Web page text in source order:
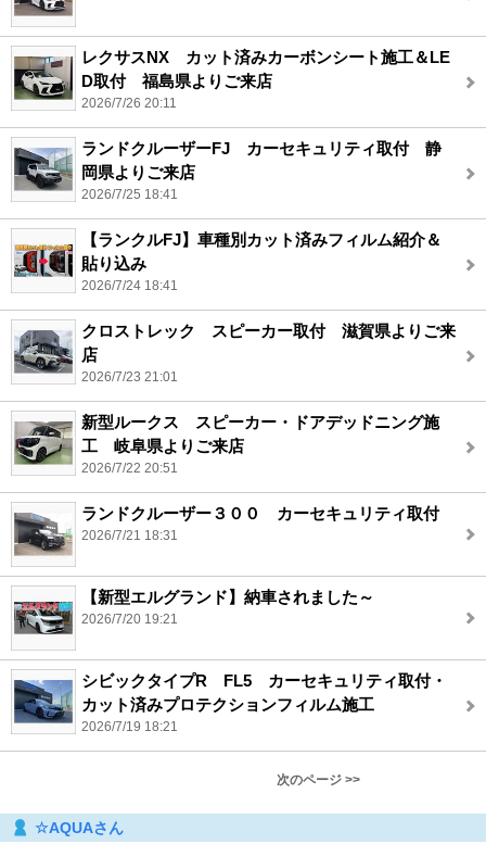
レクサスNX カット済みカーボンシート施工＆LE
D取付 福島県よりご来店
2026/7/26 20:11
ランドクルーザーFJ カーセキュリティ取付 静
岡県よりご来店
2026/7/25 18:41
【ランクルFJ】車種別カット済みフィルム紹介＆
貼り込み
2026/7/24 18:41
クロストレック スピーカー取付 滋賀県よりご来
店
2026/7/23 21:01
新型ルークス スピーカー・ドアデッドニング施
工 岐阜県よりご来店
2026/7/22 20:51
ランドクルーザー３００ カーセキュリティ取付
2026/7/21 18:31
【新型エルグランド】納車されました～
2026/7/20 19:21
シビックタイプR FL5 カーセキュリティ取付・
カット済みプロテクションフィルム施工
2026/7/19 18:21
次のページ >>
☆AQUAさん